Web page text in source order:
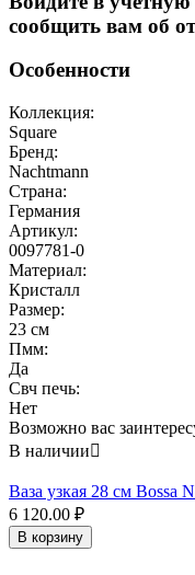
сообщить вам об
Особенности
Коллекция:
Square
Бренд:
Nachtmann
Страна:
Германия
Артикул:
0097781-0
Материал:
Кристалл
Размер:
23 см
Пмм:
Да
Свч печь:
Нет
Возможно вас
В наличии
Ваза узкая 28 см Bossa
6 120.00 ₽
В корзину